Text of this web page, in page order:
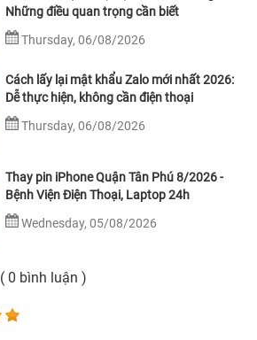
Những điều quan trọng cần biết
Thursday, 06/08/2026
Cách lấy lại mật khẩu Zalo mới nhất 2026:
Dễ thực hiện, không cần điện thoại
Thursday, 06/08/2026
Thay pin iPhone Quận Tân Phú 8/2026 -
Bệnh Viện Điện Thoại, Laptop 24h
Wednesday, 05/08/2026
( 0 bình luận )